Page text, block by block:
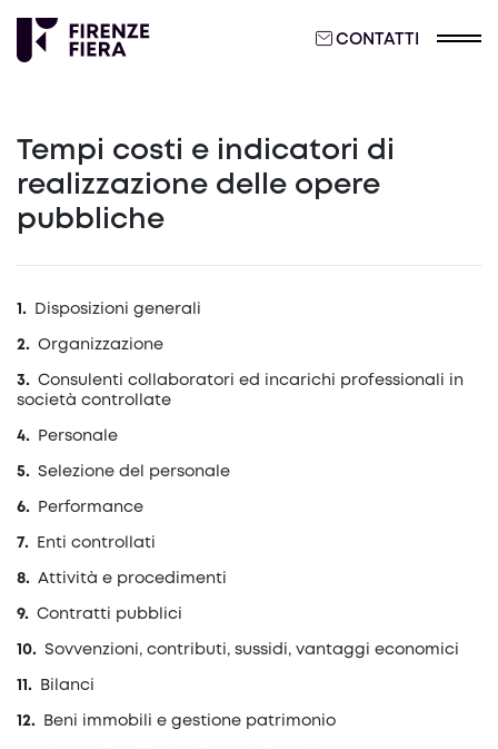
CONTATTI
Disposizioni generali
Organizzazione
Consulenti collaboratori ed incarichi professionali in
società controllate
Personale
Selezione del personale
Performance
Enti controllati
Attività e procedimenti
Contratti pubblici
Sovvenzioni, contributi, sussidi, vantaggi economici
Bilanci
Beni immobili e gestione patrimonio
Tempi costi e indicatori di
realizzazione delle opere
pubbliche